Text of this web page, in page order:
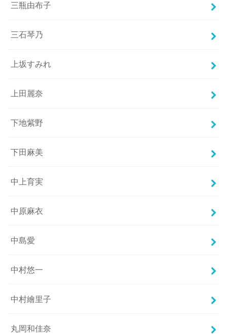
三瓶由布子
三石琴乃
上坂すみれ
上田麗奈
下地紫野
下田麻美
中上育実
中原麻衣
中島愛
中村悠一
中村繪里子
丸岡和佳奈